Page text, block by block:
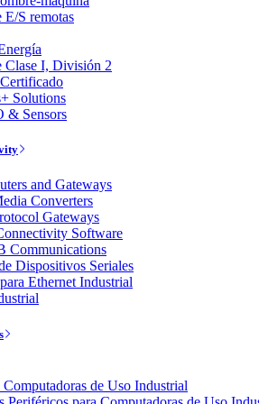
S remotas
Clase I, División 2
Solutions
& Sensors
and Gateways
Converters
Gateways
Software
Communications
Dispositivos Seriales
Ethernet Industrial
Computadoras de Uso Industrial